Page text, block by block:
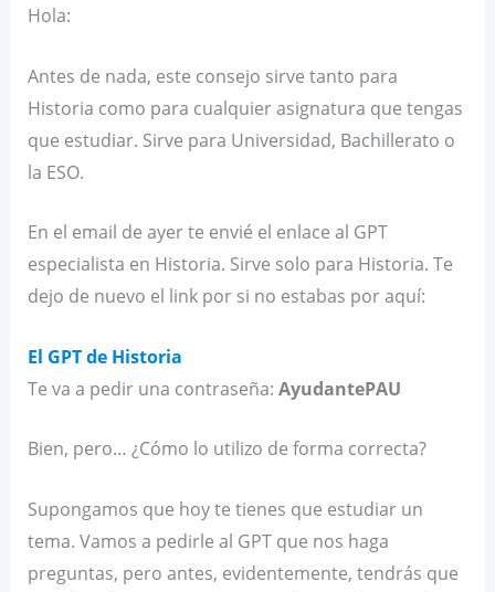
Hola:
Antes de nada, este consejo sirve tanto para
Historia como para cualquier asignatura que tengas
que estudiar. Sirve para Universidad, Bachillerato o
la ESO.
En el email de ayer te envié el enlace al GPT
especialista en Historia. Sirve solo para Historia. Te
dejo de nuevo el link por si no estabas por aquí:
El GPT de Historia
Te va a pedir una contraseña: AyudantePAU
Bien, pero… ¿Cómo lo utilizo de forma correcta?
Supongamos que hoy te tienes que estudiar un
tema. Vamos a pedirle al GPT que nos haga
preguntas, pero antes, evidentemente, tendrás que